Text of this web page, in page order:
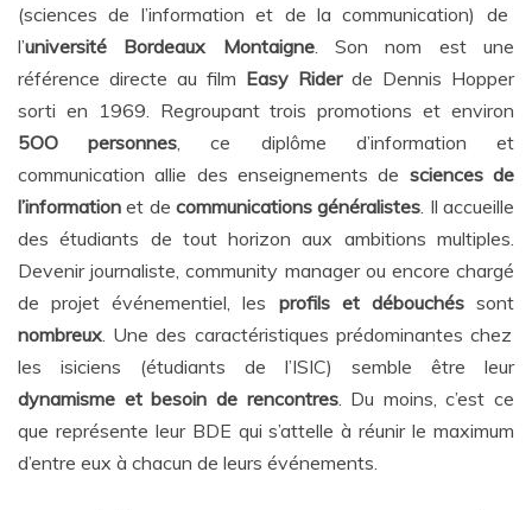
(sciences de l’information et de la communication) de
l’université Bordeaux Montaigne. Son nom est une
référence directe au film Easy Riderde Dennis Hopper
sorti en 1969. Regroupant trois promotions et environ
5OO personnes , ce diplôme d’information et
communication allie des enseignements de sciences de
l’information et de communications généralistes . Il accueille
des étudiants de tout horizon aux ambitions multiples.
Devenir journaliste, community manager ou encore chargé
de projet événementiel, les profils et débouchéssont
nombreux . Une des caractéristiques prédominantes chez
les isiciens (étudiants de l’ISIC) semble être leur
dynamisme et besoin de rencontres. Du moins, c’est ce
que représente leur BDE qui s’attelle à réunir le maximum
d’entre eux à chacun de leurs événements.